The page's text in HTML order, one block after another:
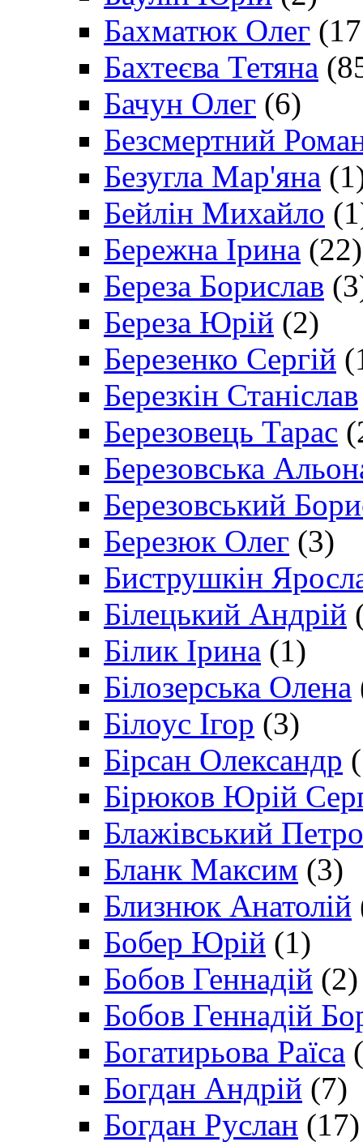
Бахматюк Олег
Бахтеєва Тетяна
Бачун Олег (6)
Безсмертний
Безугла Мар'яна
Бейлін Михайло
Бережна Ірина (22)
Береза Борислав
Береза Юрій (2)
Березенко Сергій
Березкін Станіслав
Березовець Тарас
Березовська
Березовський
Березюк Олег (3)
Биструшкін
Білецький Андрій
Білик Ірина (1)
Білозерська Олена
Білоус Ігор (3)
Бірсан Олександр
Бірюков Юрій
Блажівський Петро
Бланк Максим (3)
Близнюк Анатолій
Бобер Юрій (1)
Бобов Геннадій (2)
Бобов Геннадій
Богатирьова Раїса
Богдан Андрій (7)
Богдан Руслан (17)